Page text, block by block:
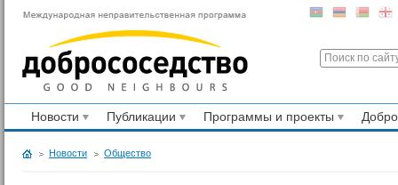
Новости Публикации Программы и проекты
Новости Общество